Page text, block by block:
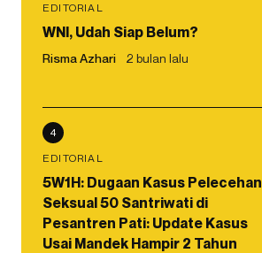
EDITORIAL
WNI, Udah Siap Belum?
Risma Azhari 2 bulan lalu
4
EDITORIAL
5W1H: Dugaan Kasus Pelecehan
Seksual 50 Santriwati di
Pesantren Pati: Update Kasus
Usai Mandek Hampir 2 Tahun